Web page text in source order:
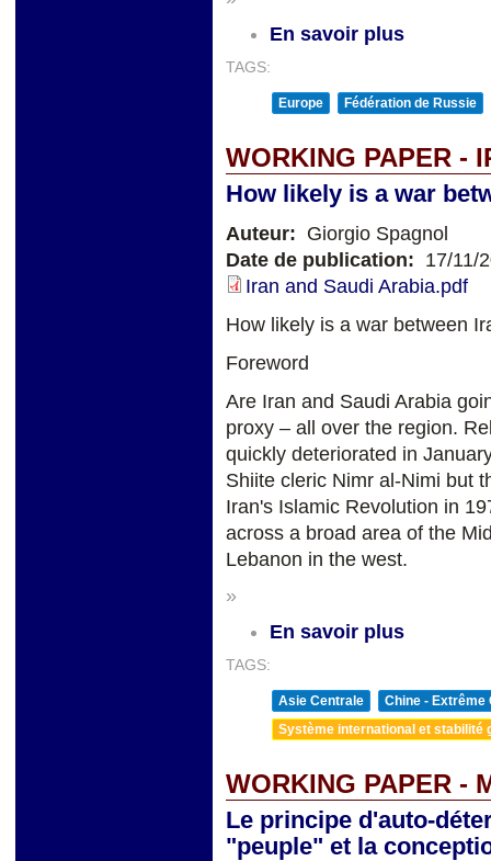
En savoir plus
TAGS:
Europe Fédération de Russie
WORKING PAPER -
How likely is a war
Auteur: Giorgio Spagnol
Date de publication: 17/11/
Iran and Saudi Arabia.pdf
How likely is a war between
Foreword
Are Iran and Saudi Arabia
proxy – all over the region.
quickly deteriorated in
Shiite cleric Nimr al-Nimi but
Iran's Islamic Revolution in
across a broad area of the
Lebanon in the west.
»
En savoir plus
TAGS:
Asie Centrale
Chine - Extrême
Système international et stabilité
WORKING PAPER -
Le principe d'auto-
"peuple" et la